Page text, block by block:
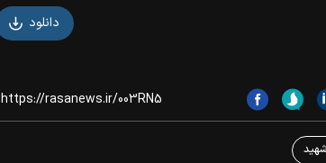
دانلود
https://rasanews.ir/003RN5